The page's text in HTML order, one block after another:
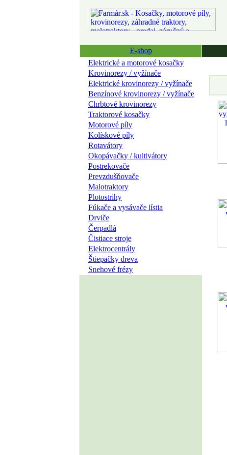
E-shop
Elektrické a motorové kosačky
Krovinorezy / vyžínače
Elektrické krovinorezy / vyžínače
Benzínové krovinorezy / vyžínače
Chrbtové krovinorezy
Traktorové kosačky
Motorové píly
Kolískové píly
Rotavátory
Okopávačky / kultivátory
Postrekovače
Prevzdušňovače
Malotraktory
Plotostrihy
Fúkače a vysávače lístia
Drviče
Čerpadlá
Čistiace stroje
Elektrocentrály
Štiepačky dreva
Snehové frézy